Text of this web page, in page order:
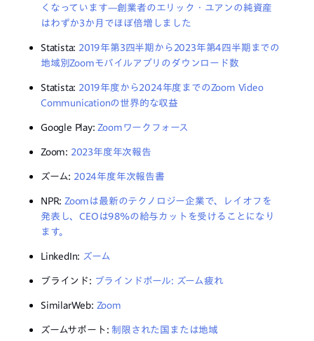
くなっています—創業者のエリック・ユアンの純資産
はわずか3か月でほぼ倍増しました
Statista: 2019年第3四半期から2023年第4四半期までの
地域別Zoomモバイルアプリのダウンロード数
Statista: 2019年度から2024年度までのZoom Video
Communicationの世界的な収益
Google Play: Zoomワークフォース
Zoom: 2023年度年次報告
ズーム: 2024年度年次報告書
NPR: Zoomは最新のテクノロジー企業で、レイオフを
発表し、CEOは98%の給与カットを受けることになり
ます。
LinkedIn: ズーム
ブラインド: ブラインドポール: ズーム疲れ
SimilarWeb: Zoom
ズームサポート: 制限された国または地域